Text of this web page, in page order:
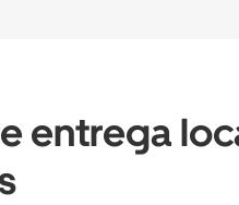
entrega